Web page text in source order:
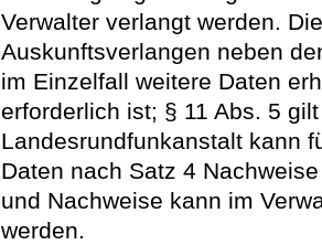
Verwalter verlangt werden.
Auskunftsverlangen neben
im Einzelfall weitere Daten
erforderlich ist; § 11 Abs. 5
Landesrundfunkanstalt kann
Daten nach Satz 4
und Nachweise kann im
werden.